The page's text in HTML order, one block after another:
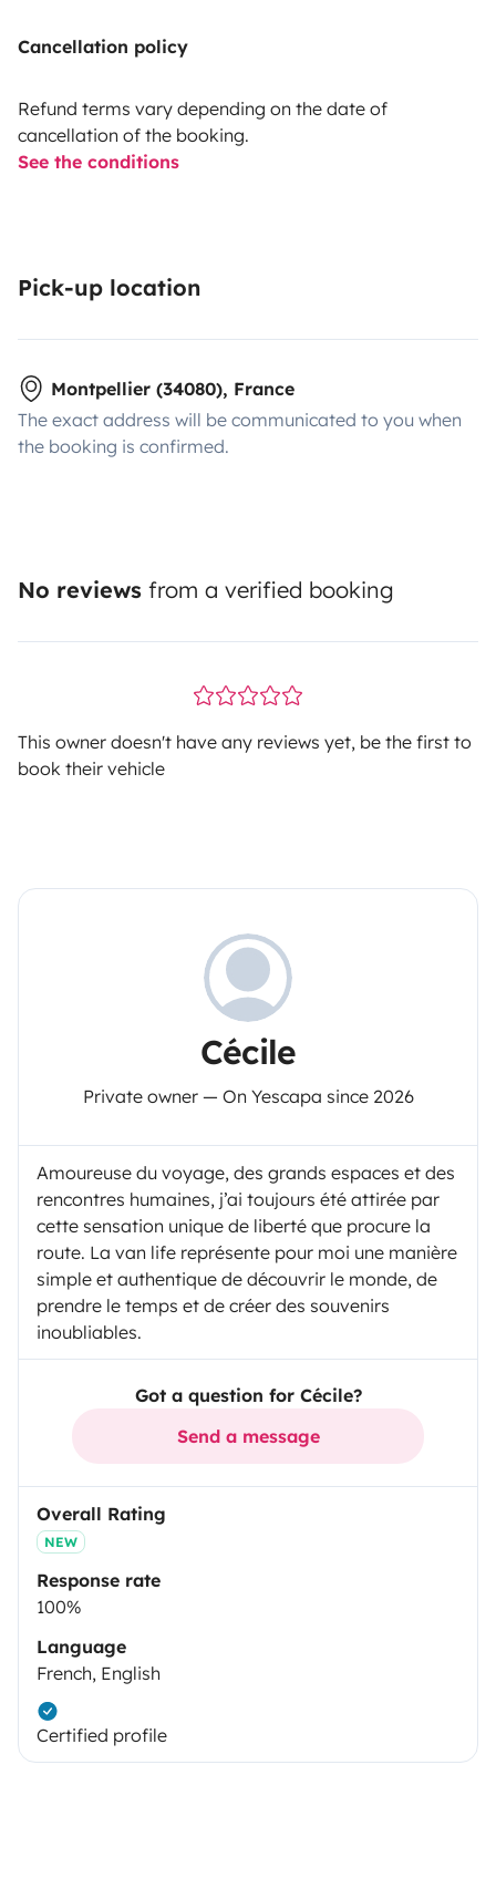
Cancellation policy
Refund terms vary depending on the date of
cancellation of the booking.
See the conditions
Pick-up location
Montpellier (34080), France
The exact address will be communicated to you when
the booking is confirmed.
No reviews from a verified booking
This owner doesn't have any reviews yet, be the first to
book their vehicle
Cécile
Private owner — On Yescapa since 2026
Amoureuse du voyage, des grands espaces et des
rencontres humaines, j’ai toujours été attirée par
cette sensation unique de liberté que procure la
route. La van life représente pour moi une manière
simple et authentique de découvrir le monde, de
prendre le temps et de créer des souvenirs
inoubliables.
Got a question for Cécile?
Send a message
Overall Rating
NEW
Response rate
100%
Language
French, English
Certified profile